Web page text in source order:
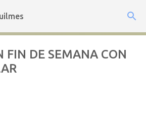
contenido principal
FIN DE SEMANA CON